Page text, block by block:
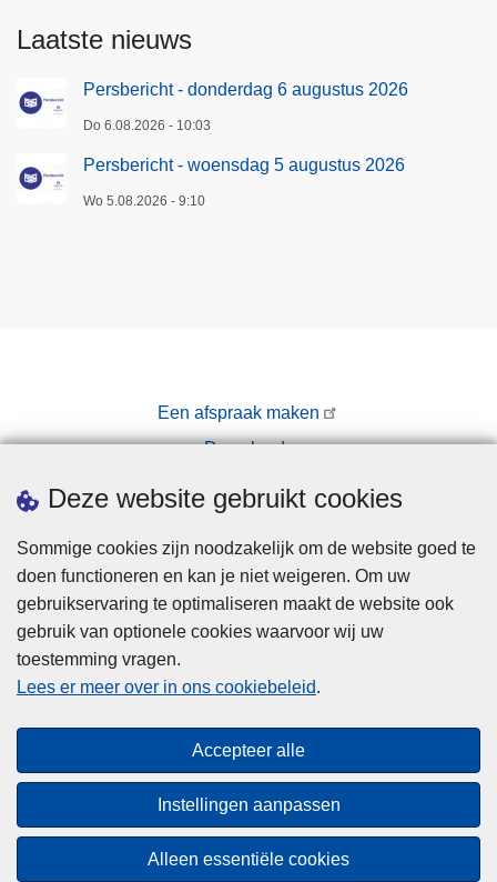
Deze website gebruikt cookies
Sommige cookies zijn noodzakelijk om de website goed te
doen functioneren en kan je niet weigeren. Om uw
gebruikservaring te optimaliseren maakt de website ook
gebruik van optionele cookies waarvoor wij uw
toestemming vragen.
Lees er meer over in ons cookiebeleid.
Accepteer alle
Instellingen aanpassen
Alleen essentiële cookies
Laatste nieuws
Persbericht - donderdag 6 augustus 2026
Do 6.08.2026 - 10:03
Persbericht - woensdag 5 augustus 2026
Wo 5.08.2026 - 9:10
Een afspraak maken
Downloads
Privacy
Cookies
Toegankelijkheid
© 2026 Politie.be